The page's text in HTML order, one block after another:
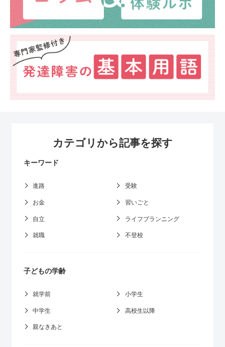
カテゴリから記事を探す
キーワード
進路 受験
お金 習いごと
自立 ライフプランニング
就職 不登校
子どもの学齢
就学前 小学生
中学生 高校生以降
親なきあと